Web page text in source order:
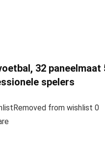
32 paneelmaat
spelers
from wishlist 0